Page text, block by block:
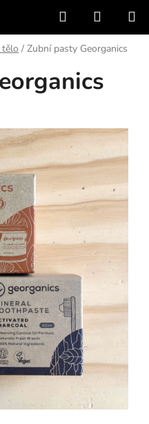
Hledat
KOŠÍK
tělo / Zubní pasty Georganics